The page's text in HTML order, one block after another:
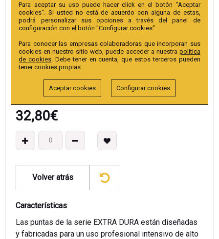
Referencia:242482
Colección
Punta Hex Hex. conductor 10mm extra
EAN13:
32,80€
Volver atrás
Características:
Las puntas de la serie EXTRA DURA están diseñadas
y fabricadas para un uso profesional intensivo de alto
Para aceptar su uso puede hacer click en el botón "Aceptar
cookies". Si usted no está de acuerdo con alguna de estas,
podrá personalizar sus opciones a través del panel de
configuración con el botón "Configurar cookies".
Para conocer las empresas colaboradoras que incorporan sus
cookies en nuestro sitio web, puede acceder a nuestra política
de cookies . Debe tener en cuenta, que estos terceros pueden
tener cookies propias.
Aceptar cookies Configurar cookies